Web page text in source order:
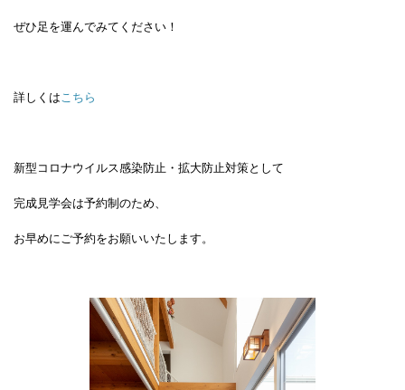
ぜひ足を運んでみてください！
詳しくはこちら
新型コロナウイルス感染防止・拡大防止対策として
完成見学会は予約制のため、
お早めにご予約をお願いいたします。